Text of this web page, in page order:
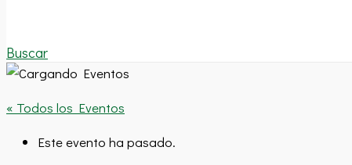
Buscar
« Todos los Eventos
Este evento ha pasado.